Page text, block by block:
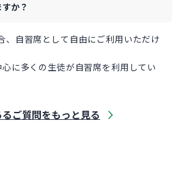
か？
、自習席として自由にご利用いただけ
に多くの生徒が自習席を利用してい
るご質問をもっと見る